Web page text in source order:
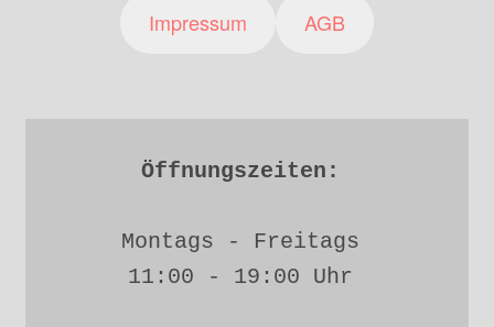
Impressum AGB
Öffnungszeiten:
Montags - Freitags
11:00 - 19:00 Uhr